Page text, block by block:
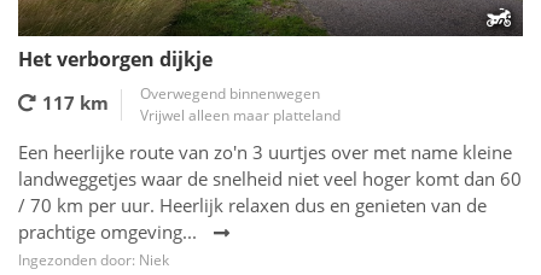
Het verborgen dijkje
117 km
Overwegend binnenwegen
Vrijwel alleen maar platteland
Een heerlijke route van zo'n 3 uurtjes over met name kleine
landweggetjes waar de snelheid niet veel hoger komt dan 60
/ 70 km per uur. Heerlijk relaxen dus en genieten van de
prachtige omgeving...
Ingezonden door: Niek